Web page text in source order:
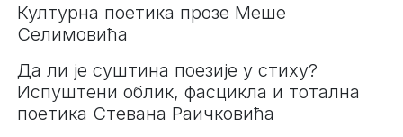
Културна поетика прозе Меше
Селимовића
Да ли је суштина поезије у стиху?
Испуштени облик, фасцикла и тотална
поетика Стевана Раичковића